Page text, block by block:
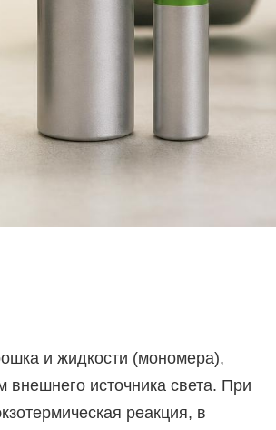
и жидкости (мономера),
внешнего источника света. При
реакция, в